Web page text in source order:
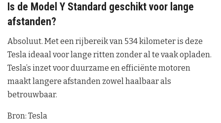
Is de Model Y Standard geschikt voor lange
afstanden?
Absoluut. Met een rijbereik van 534 kilometer is deze
Tesla ideaal voor lange ritten zonder al te vaak opladen.
Tesla’s inzet voor duurzame en efficiënte motoren
maakt langere afstanden zowel haalbaar als
betrouwbaar.
Bron: Tesla